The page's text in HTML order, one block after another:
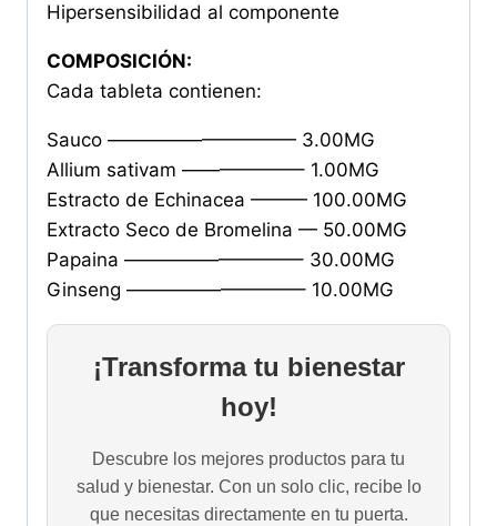
Hipersensibilidad al componente
COMPOSICIÓN:
Cada tableta contienen:
Sauco —————————— 3.00MG
Allium sativam ——————– 1.00MG
Estracto de Echinacea ——— 100.00MG
Extracto Seco de Bromelina — 50.00MG
Papaina —————————– 30.00MG
Ginseng —————————– 10.00MG
¡Transforma tu bienestar
hoy!
Descubre los mejores productos para tu
salud y bienestar. Con un solo clic, recibe lo
que necesitas directamente en tu puerta.